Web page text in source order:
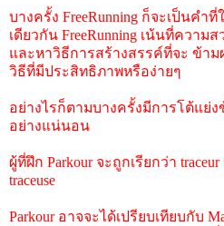
บางครั้ง FreeRunning ก็จะเป็นคำ
เดียวกัน FreeRunning เน้นที่ความ
และหาวิธีการสร้างสรรค์ที่จะ ข้า
วิธีที่มีประสิทธิภาพหรือง่ายๆ
อย่างไรก็ตามบางครั้งมีการโต้แย่
อย่างแน่นอน
ผู้ที่ฝึก Parkour จะถูกเรียกว่า
traceuse
Parkour อาจจะได้เปรียบเทียบกับ